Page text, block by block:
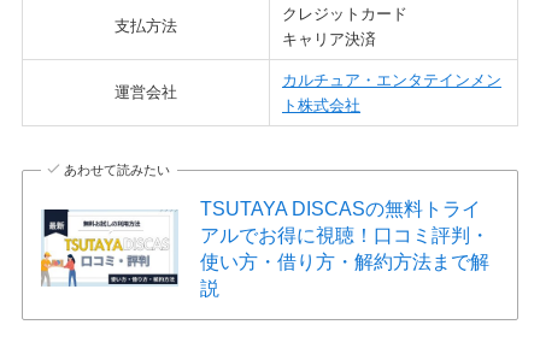
支払方法
クレジットカード
キャリア決済
運営会社
カルチュア・エンタテインメン
ト株式会社
あわせて読みたい
TSUTAYA DISCASの無料トライ
アルでお得に視聴！口コミ評判・
使い方・借り方・解約方法まで解
説